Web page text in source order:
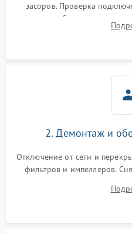
засоров. Проверка
жалоб на отсутствие
разбрызгивателей или
2. Демонтаж и
Отключение от сети и
фильтров и импеллеров.
циркуляционному